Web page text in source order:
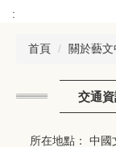
跳
容
:
首頁 關於藝
交通
所在地點： 中國